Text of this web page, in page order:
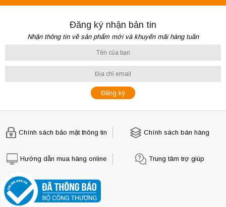
Đăng ký nhận bản tin
Nhận thông tin về sản phẩm mới và khuyến mãi hàng tuần
Chính sách bảo mật thông tin Chính sách bán hàng
Hướng dẫn mua hàng online Trung tâm trợ giúp